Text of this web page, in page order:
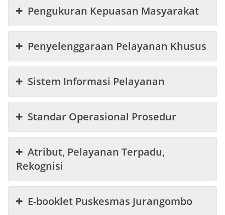
Pengukuran Kepuasan Masyarakat
Penyelenggaraan Pelayanan Khusus
Sistem Informasi Pelayanan
Standar Operasional Prosedur
Atribut, Pelayanan Terpadu,
Rekognisi
E-booklet Puskesmas Jurangombo